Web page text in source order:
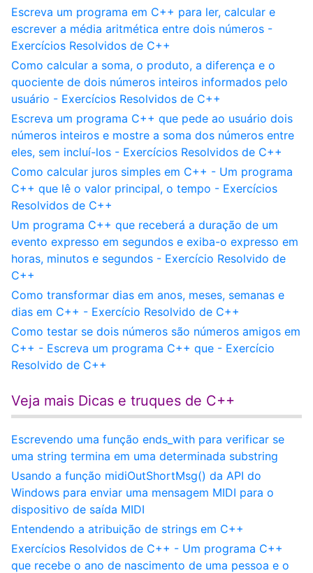
Escreva um programa em C++ para ler, calcular e
escrever a média aritmética entre dois números -
Exercícios Resolvidos de C++
Como calcular a soma, o produto, a diferença e o
quociente de dois números inteiros informados pelo
usuário - Exercícios Resolvidos de C++
Escreva um programa C++ que pede ao usuário dois
números inteiros e mostre a soma dos números entre
eles, sem incluí-los - Exercícios Resolvidos de C++
Como calcular juros simples em C++ - Um programa
C++ que lê o valor principal, o tempo - Exercícios
Resolvidos de C++
Um programa C++ que receberá a duração de um
evento expresso em segundos e exiba-o expresso em
horas, minutos e segundos - Exercício Resolvido de
C++
Como transformar dias em anos, meses, semanas e
dias em C++ - Exercício Resolvido de C++
Como testar se dois números são números amigos em
C++ - Escreva um programa C++ que - Exercício
Resolvido de C++
Veja mais Dicas e truques de C++
Escrevendo uma função ends_with para verificar se
uma string termina em uma determinada substring
Usando a função midiOutShortMsg() da API do
Windows para enviar uma mensagem MIDI para o
dispositivo de saída MIDI
Entendendo a atribuição de strings em C++
Exercícios Resolvidos de C++ - Um programa C++
que recebe o ano de nascimento de uma pessoa e o